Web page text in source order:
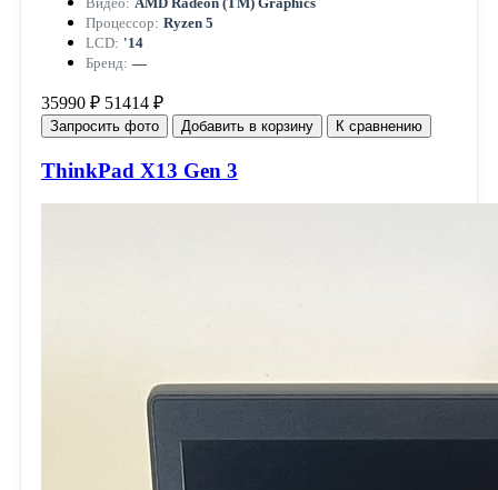
Процессор: Ryzen 5
LCD: '14
Бренд: —
35990 ₽ 51414 ₽
Запросить фото Добавить в корзину К сравнению
ThinkPad X13 Gen 3